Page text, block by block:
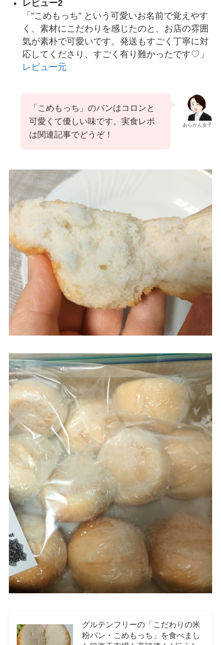
レビュー2
「”こめもっち” という可愛いお名前で覚えやす
く、素材にこだわりを感じたのと、お店の雰囲
気が素朴で可愛いです。発送もすごく丁寧に対
応してくださり、すごく有り難かったです♡」
レビュー元
あらかん女子
「こめもっち」のパンはコロンと
可愛くて優しい味です。実食レポ
は関連記事でどうぞ！
グルテンフリーの「こだわりの米
粉パン・こめもっち」を食べまし